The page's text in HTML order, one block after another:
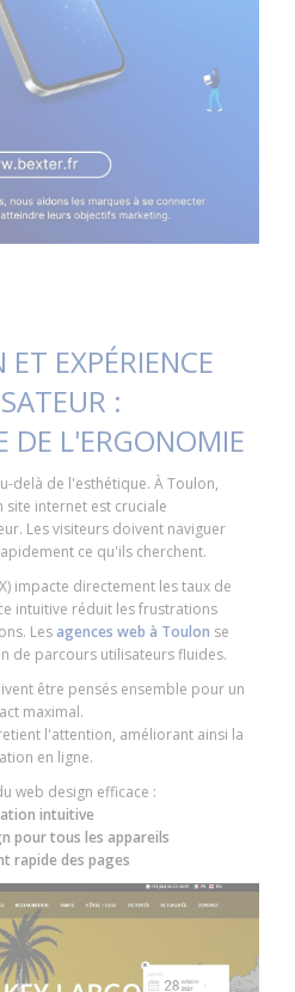
EXPÉRIENCE
:
DE L'ERGONOMIE
delà de l'esthétique. À Toulon,
internet est cruciale
Les visiteurs doivent naviguer
ce qu'ils cherchent.
impacte directement les taux de
intuitive réduit les frustrations
Les agences web à Toulon se
de parcours utilisateurs fluides.
être pensés ensemble pour un
maximal.
l'attention, améliorant ainsi la
en ligne.
web design efficace :
intuitive
pour tous les appareils
rapide des pages